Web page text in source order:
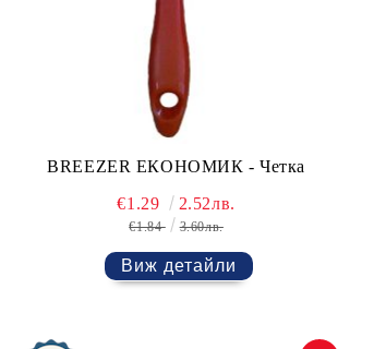
BREEZER ЕКОНОМИК - Четка
€1.29 2.52лв.
€1.84 3.60лв.
Виж детайли